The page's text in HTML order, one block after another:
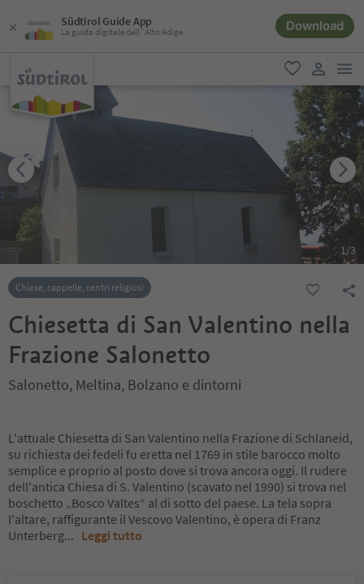
Südtirol Guide App
La guida digitale dell´Alto Adige Download
favoriti
user link
1/3
Chiese, cappelle, centri religiosi
Chiesetta di San Valentino nella
Frazione Salonetto
Salonetto, Meltina, Bolzano e dintorni
L'attuale Chiesetta di San Valentino nella Frazione di Schlaneid,
su richiesta dei fedeli fu eretta nel 1769 in stile barocco molto
semplice e proprio al posto dove si trova ancora oggi. Il rudere
dell'antica Chiesa di S. Valentino (scavato nel 1990) si trova nel
boschetto „Bosco Valtes“ al di sotto del paese. La tela sopra
l'altare, raffigurante il Vescovo Valentino, è opera di Franz
Unterberg... Leggi tutto